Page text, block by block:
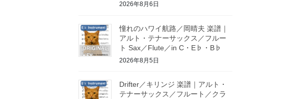
2026年8月6日
憧れのハワイ航路／岡晴夫 楽譜｜
アルト・テナーサックス／フルー
ト Sax／Flute／in C・E♭・B♭
2026年8月5日
Drifter／キリンジ 楽譜｜アルト・
テナーサックス／フルート／クラ